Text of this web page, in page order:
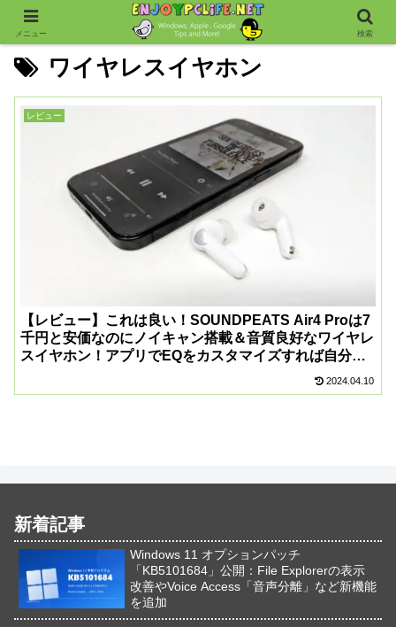
ワイヤレスイヤホン
レビュー
【レビュー】これは良い！SOUNDPEATS Air4 Proは7
千円と安価なのにノイキャン搭載＆音質良好なワイヤレ
スイヤホン！アプリでEQをカスタマイズすれば自分好
2024.04.10
新着記事
Windows 11 オプションパッチ
「KB5101684」公開：File Explorerの表示
改善やVoice Access「音声分離」など新機能
を追加
メニュー 検索